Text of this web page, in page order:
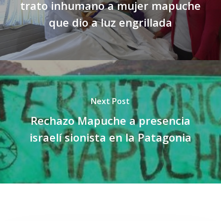
trato inhumano a mujer mapuche
que dio a luz engrillada
Next Post
Rechazo Mapuche a presencia
israelí sionista en la Patagonia